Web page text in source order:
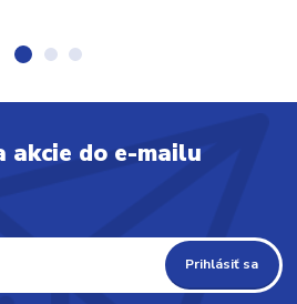
akcie do e-mailu
Prihlásiť sa